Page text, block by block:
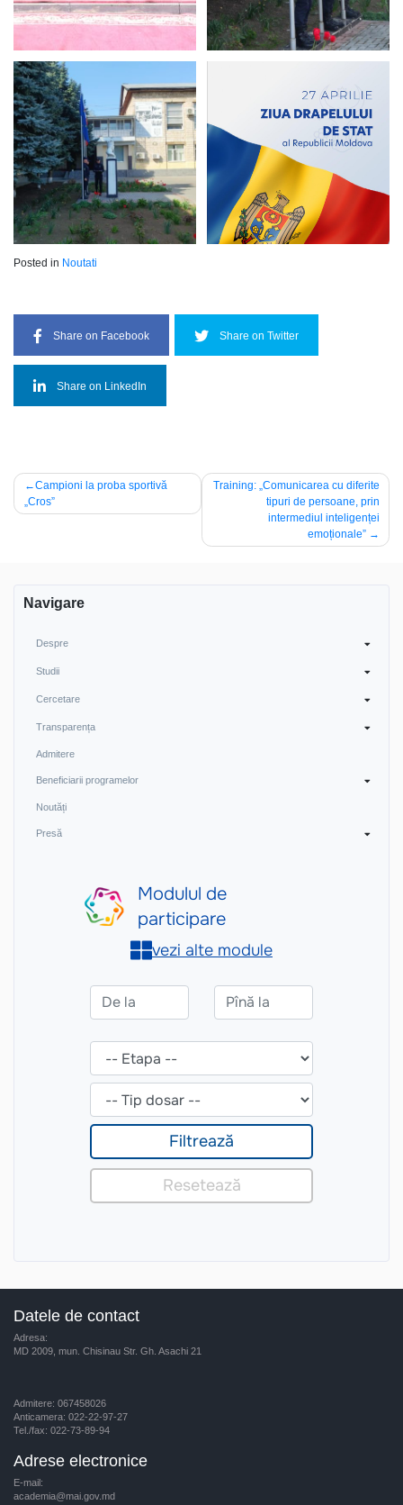
Posted in Noutati
Share on Facebook Share on Twitter
Share on LinkedIn
Navigare
în
Campioni la proba sportivă
„Cros”
Training: „Comunicarea cu diferite
tipuri de persoane, prin
intermediul inteligenței
emoționale”
Navigare
Despre
Studii
Cercetare
Transparența
Admitere
Beneficiarii programelor
Noutăți
Presă
Datele de contact
Adresa:
MD 2009, mun. Chisinau Str. Gh. Asachi 21
Admitere: 067458026
Anticamera: 022-22-97-27
Tel./fax: 022-73-89-94
Adrese electronice
E-mail:
academia@mai.gov.md